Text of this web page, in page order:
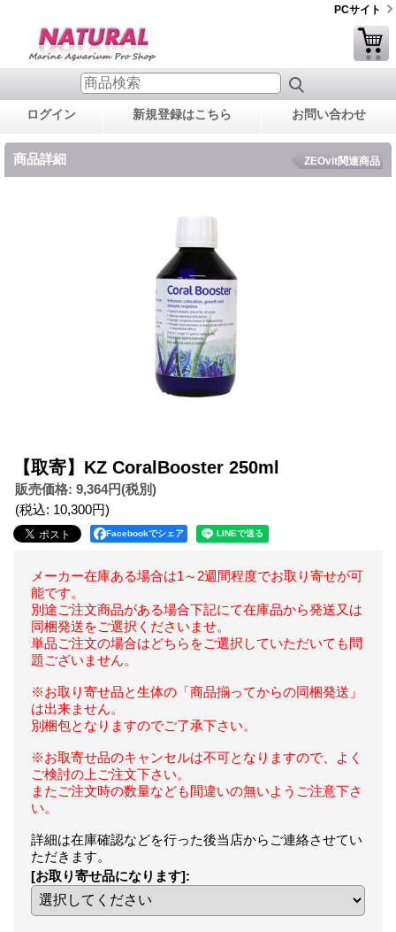
PCサイト
ログイン 新規登録はこちら お問い合わせ
商品詳細 ZEOvit関連商品
【取寄】KZ CoralBooster 250ml
販売価格: 9,364円(税別)
(税込: 10,300円)
Facebookでシェア
メーカー在庫ある場合は1～2週間程度でお取り寄せが可
能です。
別途ご注文商品がある場合下記にて在庫品から発送又は
同梱発送をご選択くださいませ。
単品ご注文の場合はどちらをご選択していただいても問
題ございません。
※お取り寄せ品と生体の「商品揃ってからの同梱発送」
は出来ません。
別梱包となりますのでご了承下さい。
※お取寄せ品のキャンセルは不可となりますので、よく
ご検討の上ご注文下さい。
またご注文時の数量なども間違いの無いようご注意下さ
い。
詳細は在庫確認などを行った後当店からご連絡させてい
ただきます。
[お取り寄せ品になります]: